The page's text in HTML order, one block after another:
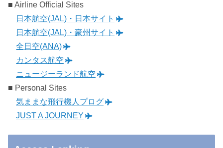
■ Airline Official Sites
日本航空(JAL)・日本サイト
日本航空(JAL)・豪州サイト
全日空(ANA)
カンタス航空
ニュージーランド航空
■ Personal Sites
気ままな飛行機人プログ
JUST A JOURNEY